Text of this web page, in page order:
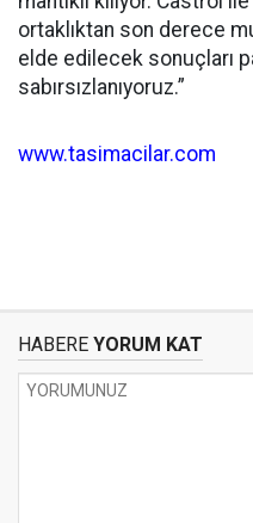
ortaklıktan son derece
elde edilecek sonuçları
sabırsızlanıyoruz.”
www.tasimacilar.com
HABERE YORUM KAT